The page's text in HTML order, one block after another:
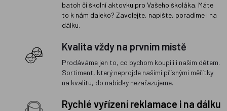
batoh či školní aktovku pro Vašeho školáka. Máte
to k nám daleko? Zavolejte, napište, poradíme i na
dálku.
Kvalita vždy na prvním místě
Prodáváme jen to, co bychom koupili i našim dětem.
Sortiment, který neprojde našimi přísnými měřítky
na kvalitu, do nabídky nezařazujeme.
Rychlé vyřízení reklamace i na dálku